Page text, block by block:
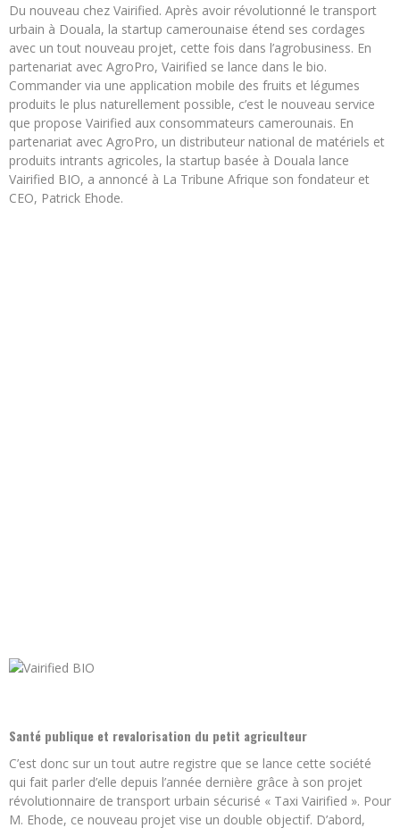
Du nouveau chez Vairified. Après avoir révolutionné le transport
urbain à Douala, la startup camerounaise étend ses cordages
avec un tout nouveau projet, cette fois dans l’agrobusiness. En
partenariat avec AgroPro, Vairified se lance dans le bio.
Commander via une application mobile des fruits et légumes
produits le plus naturellement possible, c’est le nouveau service
que propose Vairified aux consommateurs camerounais. En
partenariat avec AgroPro, un distributeur national de matériels et
produits intrants agricoles, la startup basée à Douala lance
Vairified BIO, a annoncé à La Tribune Afrique son fondateur et
CEO, Patrick Ehode.
Santé publique et revalorisation du petit agriculteur
C’est donc sur un tout autre registre que se lance cette société
qui fait parler d’elle depuis l’année dernière grâce à son projet
révolutionnaire de transport urbain sécurisé « Taxi Vairified ». Pour
M. Ehode, ce nouveau projet vise un double objectif. D’abord,